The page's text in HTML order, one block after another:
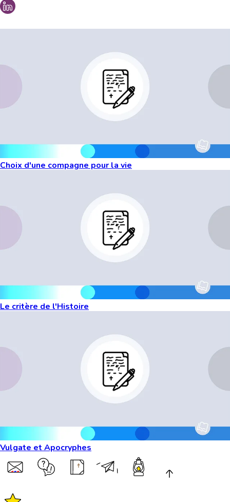
Choix d'une compagne pour la vie
Le critère de l'Histoire
Vulgate et Apocryphes